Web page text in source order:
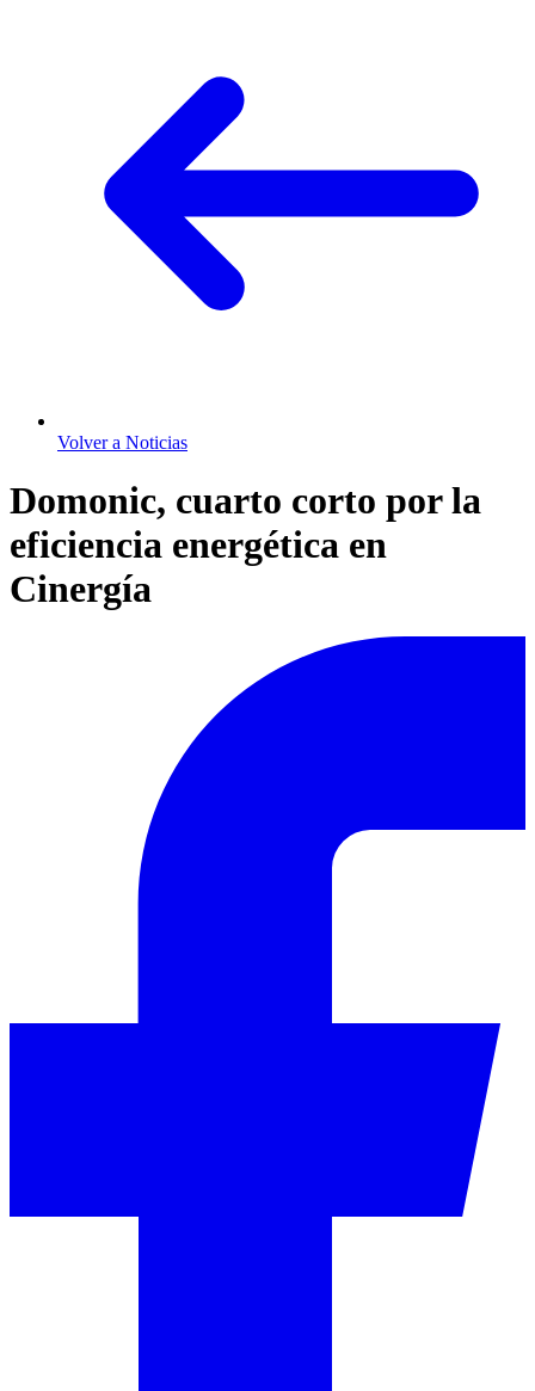
Volver a Noticias
Domonic, cuarto corto por la
eficiencia energética en
Cinergía